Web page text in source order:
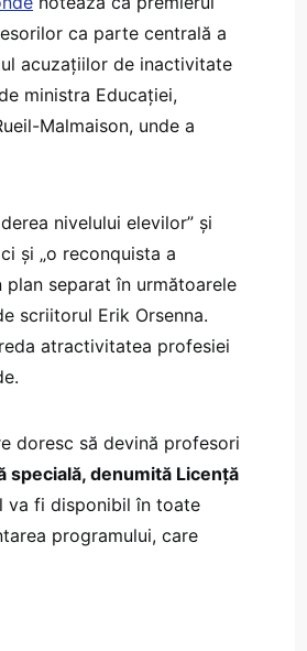
ca parte centrală a
acuzațiilor de inactivitate
ministra Educației,
Malmaison, unde a
nivelului elevilor” și
și „o reconquista a
separat în următoarele
scriitorul Erik Orsenna.
atractivitatea profesiei
doresc să devină profesori
specială, denumită Licență
va fi disponibil în toate
programului, care